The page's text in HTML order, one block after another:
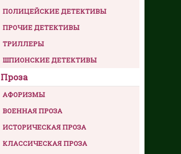
ПОЛИЦЕЙСКИЕ ДЕТЕКТИВЫ
ПРОЧИЕ ДЕТЕКТИВЫ
ТРИЛЛЕРЫ
ШПИОНСКИЕ ДЕТЕКТИВЫ
Проза
АФОРИЗМЫ
ВОЕННАЯ ПРОЗА
ИСТОРИЧЕСКАЯ ПРОЗА
КЛАССИЧЕСКАЯ ПРОЗА